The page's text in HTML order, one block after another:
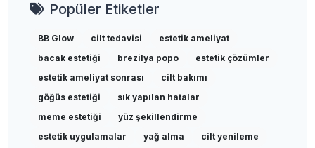
Popüler Etiketler
BB Glow cilt tedavisi
estetik ameliyat
bacak estetiği
brezilya popo
estetik çözümler
estetik ameliyat sonrası
cilt bakımı
göğüs estetiği
sık yapılan hatalar
meme estetiği
yüz şekillendirme
estetik uygulamalar
yağ alma
cilt yenileme